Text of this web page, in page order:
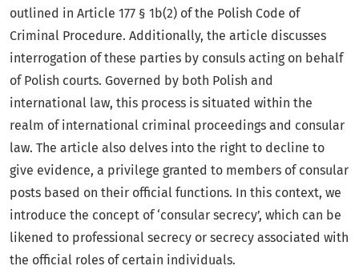
outlined in Article 177 § 1b(2) of the Polish Code of
Criminal Procedure. Additionally, the article discusses
interrogation of these parties by consuls acting on behalf
of Polish courts. Governed by both Polish and
international law, this process is situated within the
realm of international criminal proceedings and consular
law. The article also delves into the right to decline to
give evidence, a privilege granted to members of consular
posts based on their official functions. In this context, we
introduce the concept of ‘consular secrecy’, which can be
likened to professional secrecy or secrecy associated with
the official roles of certain individuals.